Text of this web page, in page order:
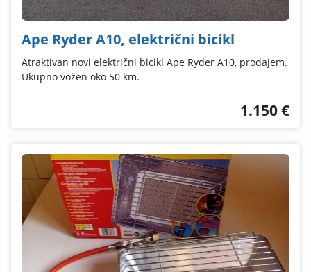
Ape Ryder A10, električni bicikl
Atraktivan novi električni bicikl Ape Ryder A10, prodajem.
Ukupno vožen oko 50 km.
1.150 €